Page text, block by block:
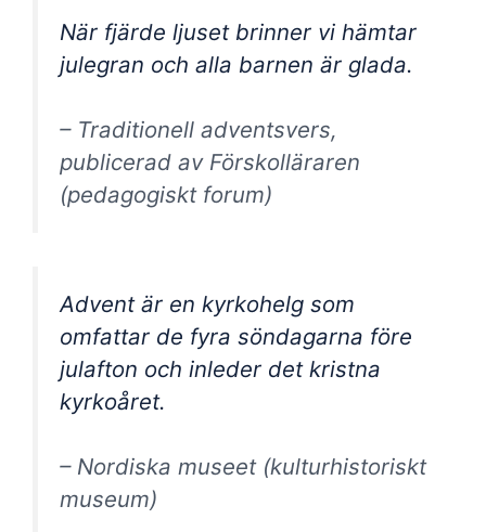
När fjärde ljuset brinner vi hämtar
julegran och alla barnen är glada.
– Traditionell adventsvers,
publicerad av Förskolläraren
(pedagogiskt forum)
Advent är en kyrkohelg som
omfattar de fyra söndagarna före
julafton och inleder det kristna
kyrkoåret.
– Nordiska museet (kulturhistoriskt
museum)